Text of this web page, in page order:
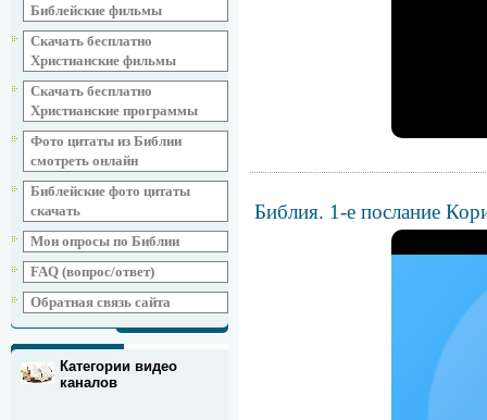
Библейские фильмы
Скачать бесплатно
Христианские фильмы
Скачать бесплатно
Христианские программы
Фото цитаты из Библии
смотреть онлайн
Библейские фото цитаты
скачать
Мои опросы по Библии
FAQ (вопрос/ответ)
Обратная связь сайта
Категории видео
каналов
Библия. 1-е послание